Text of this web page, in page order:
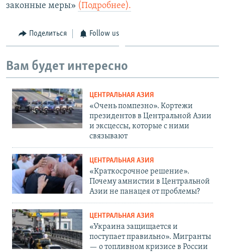
законные меры» (Подробнее).
Поделиться Follow us
Вам будет интересно
ЦЕНТРАЛЬНАЯ АЗИЯ
«Очень помпезно». Кортежи
президентов в Центральной Азии
и эксцессы, которые с ними
связывают
ЦЕНТРАЛЬНАЯ АЗИЯ
«Краткосрочное решение».
Почему амнистии в Центральной
Азии не панацея от проблемы?
ЦЕНТРАЛЬНАЯ АЗИЯ
«Украина защищается и
поступает правильно». Мигранты
— о топливном кризисе в России